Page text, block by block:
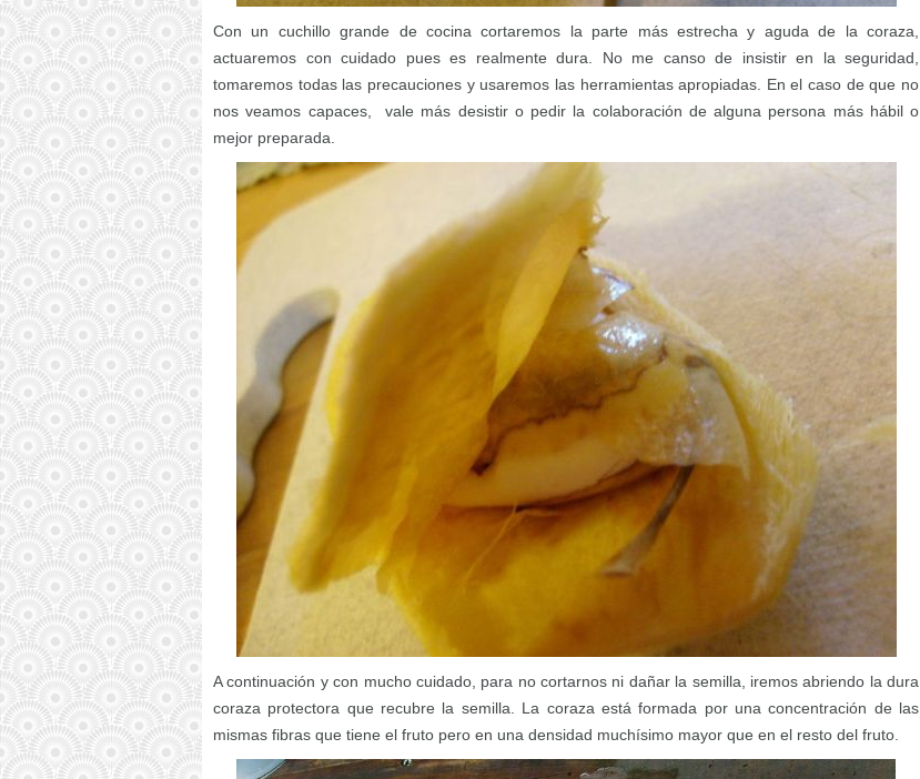
Con un cuchillo grande de cocina cortaremos la parte más estrecha y aguda de la coraza,
actuaremos con cuidado pues es realmente dura. No me canso de insistir en la seguridad,
tomaremos todas las precauciones y usaremos las herramientas apropiadas. En el caso de que no
nos veamos capaces, vale más desistir o pedir la colaboración de alguna persona más hábil o
mejor preparada.
A continuación y con mucho cuidado, para no cortarnos ni dañar la semilla, iremos abriendo la dura
coraza protectora que recubre la semilla. La coraza está formada por una concentración de las
mismas fibras que tiene el fruto pero en una densidad muchísimo mayor que en el resto del fruto.